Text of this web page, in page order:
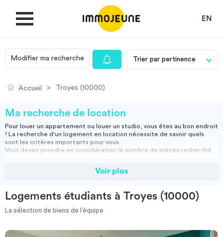
EN
MON COMPTE
Je cherche un logement
Villes
Investir
Modifier ma recherche
Accueil > Troyes (10000)
Ma recherche de location
Pour louer un appartement ou louer un studio, vous êtes au bon endroit
! La recherche d'un logement en location nécessite de savoir quels
sont les critères importants pour vous.
Vous devez prendre en considération le nombre de pièces recherché,
Vous pouvez louer un appartement meublé, ce qui vous permettra
Studio, appartement vide ou meublé, location courte durée :
pour trouver la location qui vous convient.
durée-Location studio
Voir plus
Logements étudiants à Troyes (10000)
La sélection de biens de l’équipe